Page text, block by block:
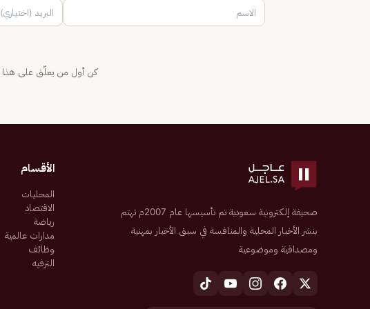
كن أول من يعلّق على هذا
صحيفة إلكترونية سعودية تم تأسيسها عام 2007م تهتم
بنشر الأخبار المحلية والمنافسة في سبق الأخبار بمهنية
ومصداقية وموضوعية
الأقسام
المحليات
الاقتصاد
رياضة
مدارات عالمية
وظائف
الترفيه